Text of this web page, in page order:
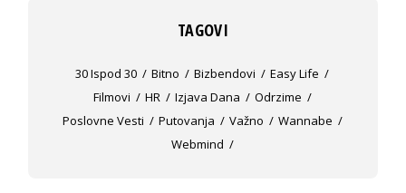
TAGOVI
30 Ispod 30 Bitno Bizbendovi
Easy Life
Filmovi
HR Izjava Dana
Odrzime
Poslovne Vesti
Putovanja Važno
Wannabe
Webmind